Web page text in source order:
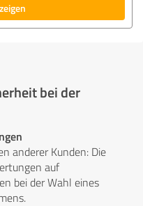
bei der
anderer Kunden: Die
auf
bei der Wahl eines